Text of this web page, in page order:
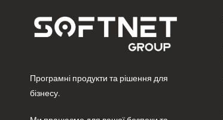
Програмні продукти та рішення для
бізнесу.